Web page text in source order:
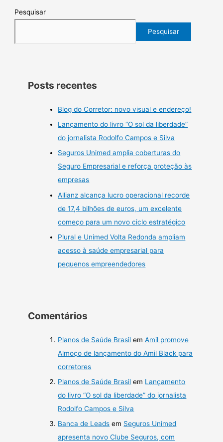
Pesquisar
Pesquisar
Posts recentes
Blog do Corretor: novo visual e endereço!
Lançamento do livro “O sol da liberdade”
do jornalista Rodolfo Campos e Silva
Seguros Unimed amplia coberturas do
Seguro Empresarial e reforça proteção às
empresas
Allianz alcança lucro operacional recorde
de 17,4 bilhões de euros, um excelente
começo para um novo ciclo estratégico
Plural e Unimed Volta Redonda ampliam
acesso à saúde empresarial para
pequenos empreendedores
Comentários
Planos de Saúde Brasil emAmil promove
Almoço de lançamento do Amil Black para
corretores
Planos de Saúde Brasil em Lançamento
do livro “O sol da liberdade” do jornalista
Rodolfo Campos e Silva
Banca de Leads em Seguros Unimed
apresenta novo Clube Seguros, com